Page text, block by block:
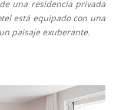
una residencia privada
está equipado con una
paisaje exuberante.